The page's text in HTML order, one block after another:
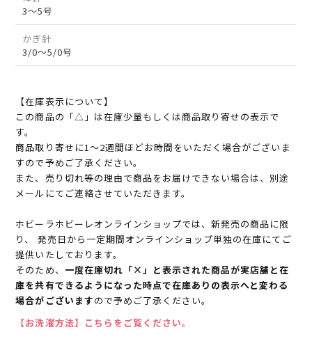
3～5号
かぎ針
3/0～5/0号
【在庫表示について】
この商品の「△」は在庫少量もしくは商品取り寄せの表示で
す。
商品取り寄せに1～2週間ほどお時間をいただく場合がございま
すので予めご了承ください。
また、売り切れ等の理由で商品をお届けできない場合は、別途
メールにてご連絡させていただきます。
ホビーラホビーレオンラインショップでは、新発売の商品に限
り、 発売日から一定期間オンラインショップ単独の在庫にてご
提供いたしております。
そのため、 一度在庫切れ「×」と表示された商品が実店舗と在
庫を共有できるようになった時点で在庫ありの表示へと変わる
場合がございますので予めご了承ください。
【お洗濯方法】こちらをご覧ください。